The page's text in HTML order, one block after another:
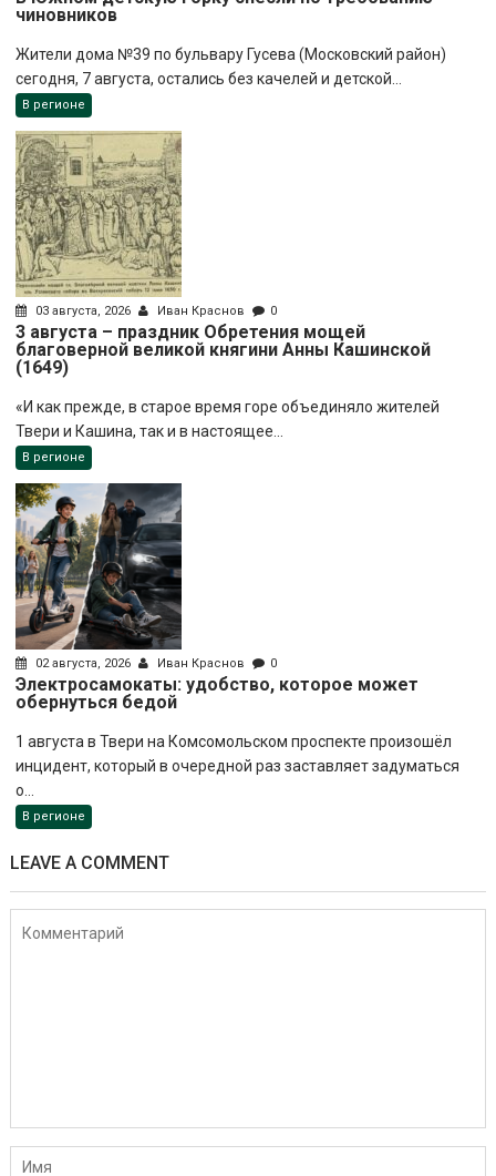
чиновников
Жители дома №39 по бульвару Гусева (Московский район)
сегодня, 7 августа, остались без качелей и детской...
В регионе
03 августа, 2026 Иван Краснов 0
3 августа – праздник Обретения мощей
благоверной великой княгини Анны Кашинской
(1649)
«И как прежде, в старое время горе объединяло жителей
Твери и Кашина, так и в настоящее...
В регионе
02 августа, 2026 Иван Краснов 0
Электросамокаты: удобство, которое может
обернуться бедой
1 августа в Твери на Комсомольском проспекте произошёл
инцидент, который в очередной раз заставляет задуматься
о...
В регионе
LEAVE A COMMENT